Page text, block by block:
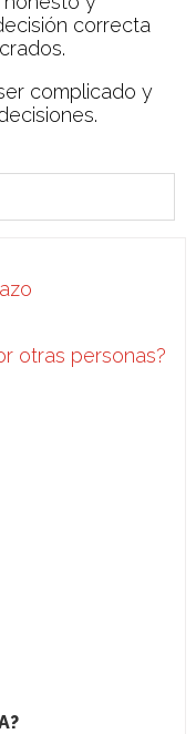
correcta
complicado y
otras personas?